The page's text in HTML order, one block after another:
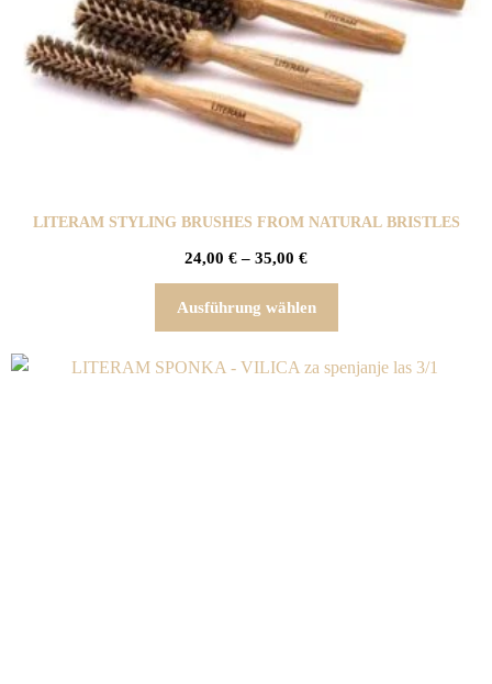
LITERAM STYLING BRUSHES FROM NATURAL BRISTLES
24,00 € – 35,00 €
Ausführung wählen